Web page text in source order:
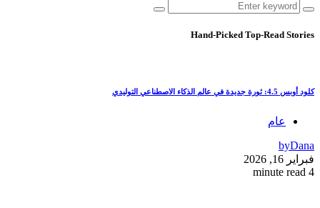
Hand-Picked Top-Read Stories
كلود أوبس 4.5: ثورة جديدة في عالم الذكاء الاصطناعي التوليدي
عام
byDana
فبراير 16, 2026
4 minute read